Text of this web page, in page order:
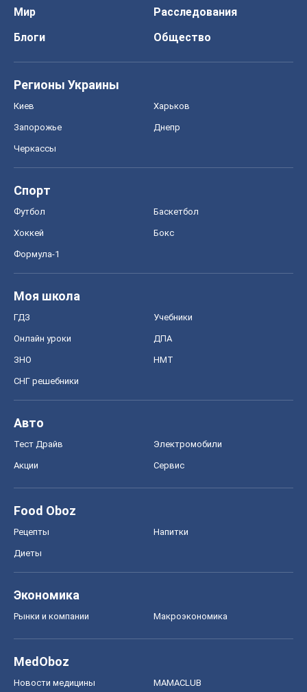
Мир
Расследования
Блоги
Общество
Регионы Украины
Киев Харьков
Запорожье Днепр
Черкассы
Спорт
Футбол Баскетбол
Хоккей Бокс
Формула-1
Моя школа
ГДЗ Учебники
Онлайн уроки ДПА
ЗНО НМТ
СНГ решебники
Авто
Тест Драйв Электромобили
Акции Сервис
Food Oboz
Рецепты Напитки
Диеты
Экономика
Рынки и компании Mакроэкономика
MedOboz
Новости медицины MAMACLUB